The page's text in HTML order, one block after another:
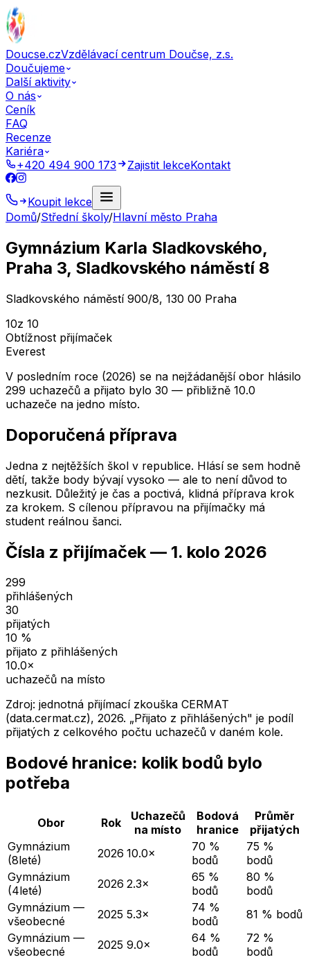
Doucse.czVzdělávací centrum Doučse, z.s.
Doučujeme
Další aktivity
O nás
Ceník
FAQ
Recenze
Kariéra
+420 494 900 173
Zajistit lekceKontakt
Koupit lekce
Domů/Střední školy/Hlavní město Praha
Gymnázium Karla Sladkovského,
Praha 3, Sladkovského náměstí 8
Sladkovského náměstí 900/8, 130 00 Praha
10z 10
Obtížnost přijímaček
Everest
V posledním roce (2026) se na nejžádanější obor hlásilo
299 uchazečů a přijato bylo 30 — přibližně 10.0
uchazeče na jedno místo.
Doporučená příprava
Jedna z nejtěžších škol v republice. Hlásí se sem hodně
dětí, takže body bývají vysoko — ale to není důvod to
nezkusit. Důležitý je čas a poctivá, klidná příprava krok
za krokem. S cílenou přípravou na přijímačky má
student reálnou šanci.
Čísla z přijímaček — 1. kolo 2026
299
přihlášených
30
přijatých
10 %
přijato z přihlášených
10.0×
uchazečů na místo
Zdroj: jednotná přijímací zkouška CERMAT
(data.cermat.cz), 2026. „Přijato z přihlášených" je podíl
přijatých z celkového počtu uchazečů v daném kole.
Bodové hranice: kolik bodů bylo
potřeba
Obor Rok
Uchazečů
na místo
Bodová
hranice
Průměr
přijatých
Gymnázium
(8leté)
2026 10.0×
70 %
bodů
75 %
bodů
Gymnázium
(4leté)
2026 2.3×
65 %
bodů
80 %
bodů
Gymnázium —
všeobecné
2025 5.3×
74 %
bodů
81 % bodů
Gymnázium —
všeobecné
2025 9.0×
64 %
bodů
72 %
bodů